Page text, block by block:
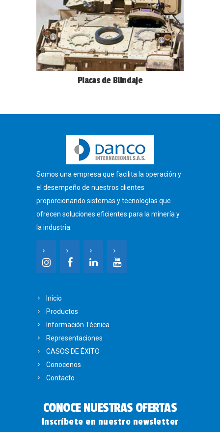
Placas de Blindaje
Somos una empresa que facilita la operación y
el desempeño de nuestros clientes
proporcionando sistemas y tecnologías que
ofrecen soluciones eficientes para la minería y
la industria.
Inicio
Productos
Información Técnica
Representaciones
CASOS DE ÉXITO
Conocenos
Contacto
CONOCE NUESTRAS OFERTAS
Inscríbete en nuestro newsletter